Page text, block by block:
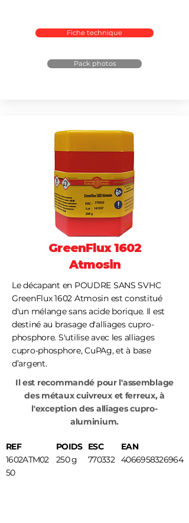
Fiche technique
Pack photos
GreenFlux 1602
Atmosin
Le décapant en POUDRE SANS SVHC
GreenFlux 1602 Atmosin est constitué
d'un mélange sans acide borique. Il est
destiné au brasage d'alliages cupro-
phosphore. S'utilise avec les alliages
cupro-phosphore, CuPAg, et à base
d’argent.
Il est recommandé pour l'assemblage
des métaux cuivreux et ferreux, à
l'exception des alliages cupro-
aluminium.
REF
1602ATM02
50
POIDS
250 g
ESC
770332
EAN
4066958326964